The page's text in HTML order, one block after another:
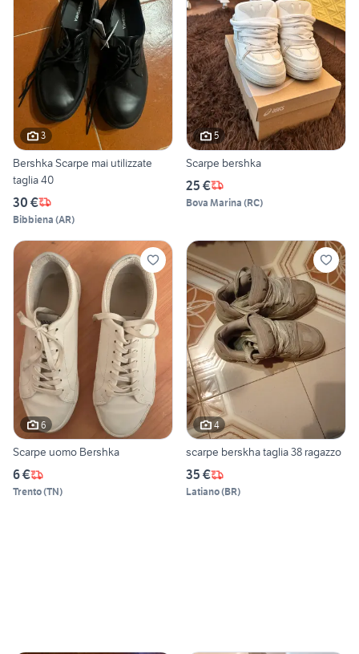
3
Bershka Scarpe mai utilizzate
taglia 40
30 €
Bibbiena (AR)
5
Scarpe bershka
25 €
Bova Marina (RC)
6
Scarpe uomo Bershka
6 €
Trento(TN)
4
scarpe berskha taglia 38 ragazzo
35 €
Latiano(BR)